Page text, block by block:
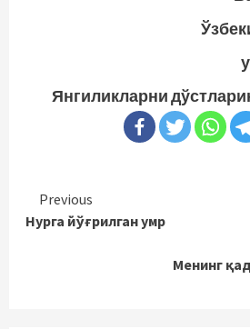
Янгиликларни
Continue
Reading
Previous
Нурга йўғрилган умр
Менинг